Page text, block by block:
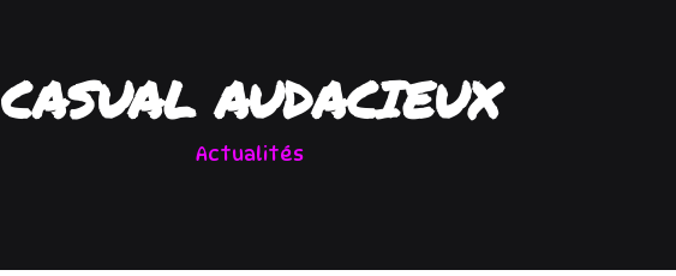
CASUAL AUDACIEUX
Actualités